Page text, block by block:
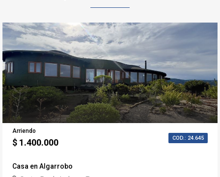
COD.: 24.645
Arriendo
$ 1.400.000
Casa en Algarrobo